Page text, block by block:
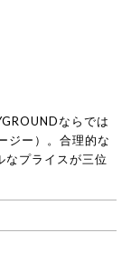
ならでは
ジー）。合理的な
なプライスが三位